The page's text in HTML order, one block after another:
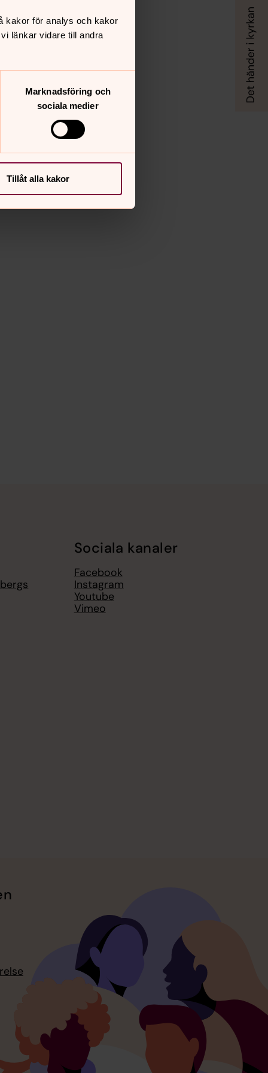
kakor för analys och kakor
länkar vidare till andra
Marknadsföring och
sociala medier
Tillåt alla kakor
Sociala kanaler
Facebook
Instagram
Youtube
Vimeo